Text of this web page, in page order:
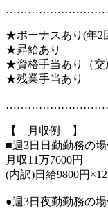
★ボーナスあり(年2
★昇給あり
★資格手当あり（交
★残業手当あり
【 月収例 】
■週3日日勤勤務の
月収11万7600円
(内訳)日給9800円×12
●週3日夜勤勤務の場